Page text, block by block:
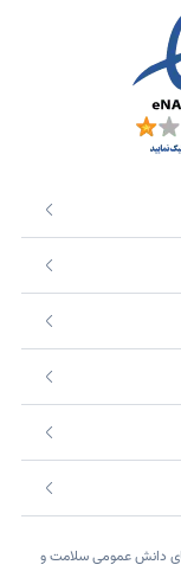
دانش عمومی سلامت و